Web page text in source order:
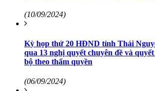
(10/09/2024)
Kỳ họp thứ 20 HĐND tỉnh Thái
qua 13 nghị quyết chuyên đề và
bộ theo thẩm quyền
(06/09/2024)